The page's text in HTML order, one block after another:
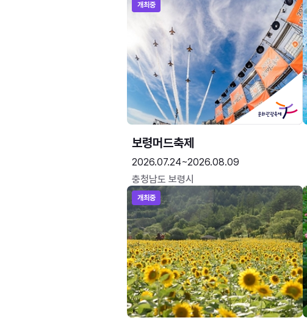
개최중
보령머드축제
2026.07.24~2026.08.09
충청남도 보령시
개최중